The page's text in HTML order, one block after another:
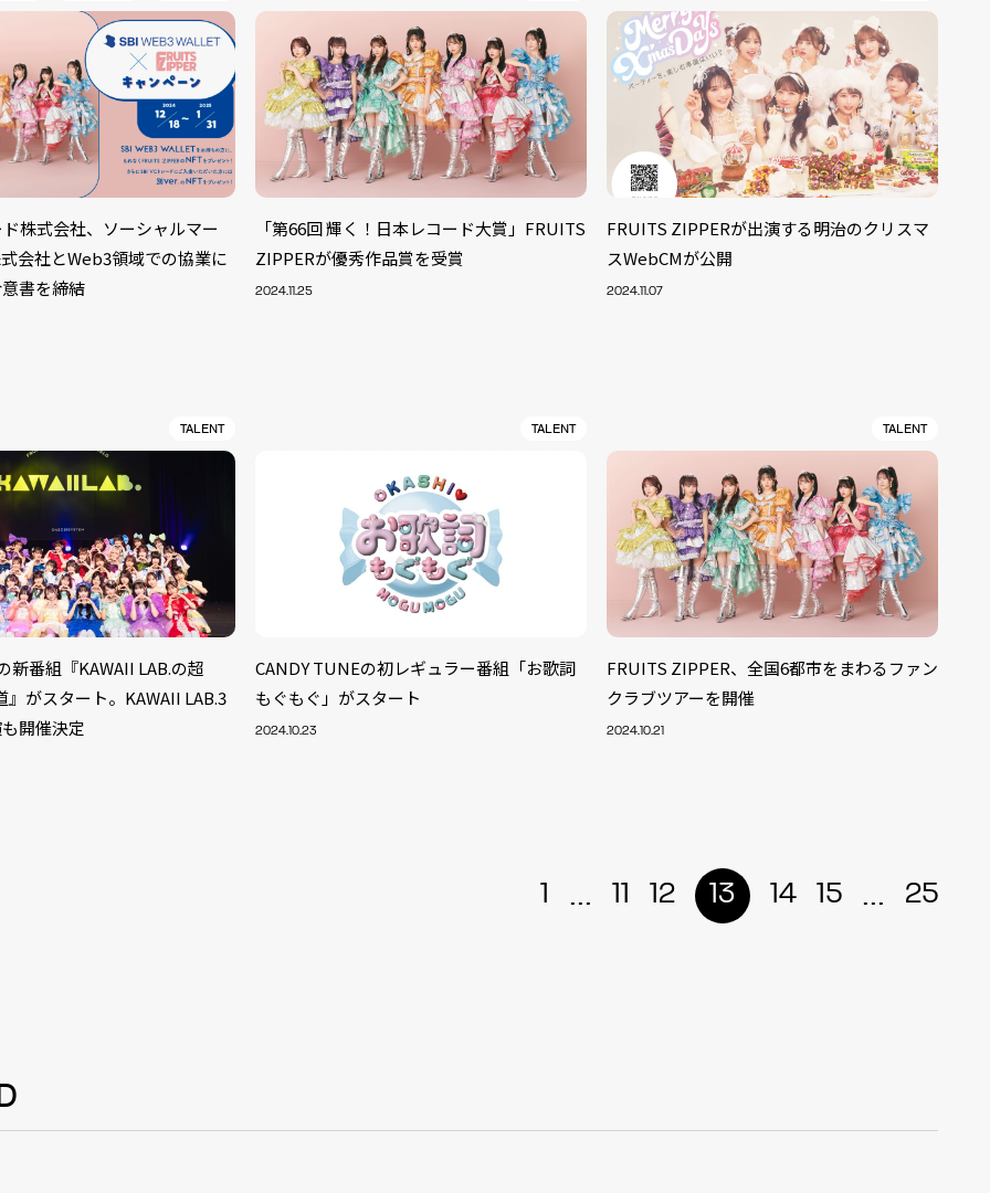
株式会社、ソーシャルマー
会社とWeb3領域での協業に
書を締結
「第66回 輝く！日本レコード大賞」FRUITS
ZIPPERが優秀作品賞を受賞
2024.11.25
FRUITS ZIPPERが出演する明治のクリスマ
スWebCMが公開
2024.11.07
TALENT
新番組『KAWAII LAB.の超
』がスタート。KAWAII LAB.3
開催決定
TALENT
CANDY TUNEの初レギュラー番組「お歌詞
もぐもぐ」がスタート
2024.10.23
TALENT
FRUITS ZIPPER、全国6都市をまわるファン
クラブツアーを開催
2024.10.21
1 ... 11 12 13 14 15 ... 25
ARTIST
ACTOR CREATOR29
YouTuber/TikToker